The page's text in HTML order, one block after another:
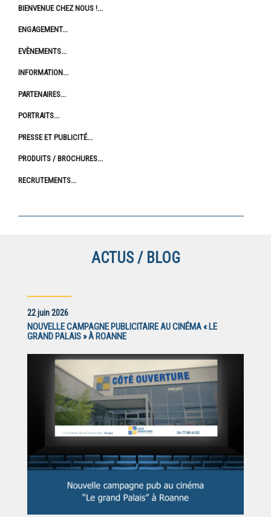
BIENVENUE CHEZ NOUS !
ENGAGEMENT
EVÈNEMENTS
INFORMATION
PARTENAIRES
PORTRAITS
PRESSE ET PUBLICITÉ
PRODUITS / BROCHURES
RECRUTEMENTS
ACTUS / BLOG
22 juin 2026
NOUVELLE CAMPAGNE PUBLICITAIRE AU CINÉMA « LE
GRAND PALAIS » À ROANNE